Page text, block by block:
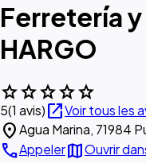
Ferretería
HARGO
starstarstarstarstar
5(1 avis)open_in_newVoir tous les
location_onAgua Marina, 71984
callAppelermapOuvrir